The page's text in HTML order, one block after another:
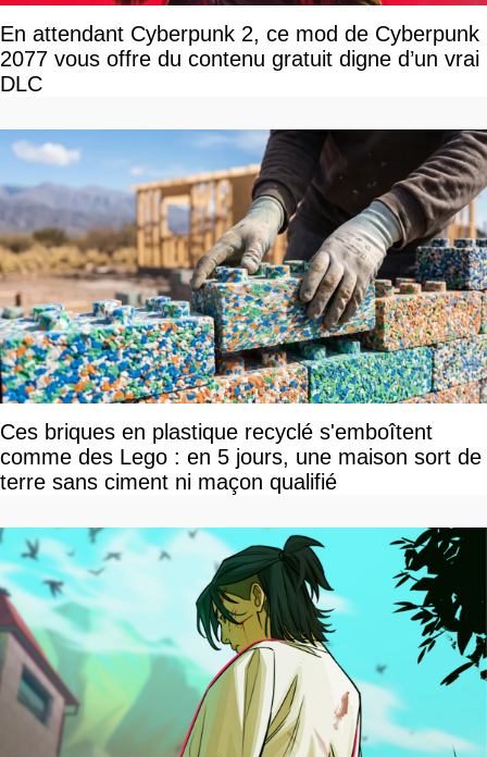
En attendant Cyberpunk 2, ce mod de Cyberpunk
2077 vous offre du contenu gratuit digne d’un vrai
DLC
Ces briques en plastique recyclé s'emboîtent
comme des Lego : en 5 jours, une maison sort de
terre sans ciment ni maçon qualifié